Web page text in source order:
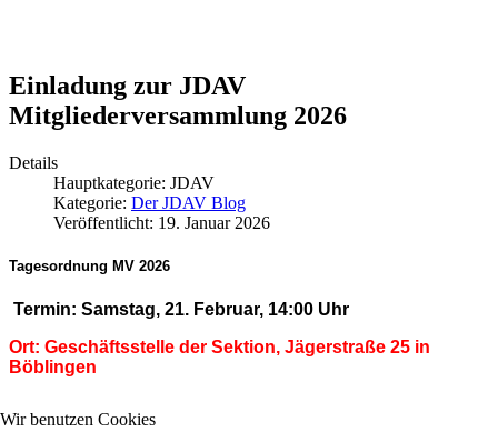
Einladung zur JDAV
Mitgliederversammlung 2026
Details
Hauptkategorie: JDAV
Kategorie: Der JDAV Blog
Veröffentlicht: 19. Januar 2026
Tagesordnung MV 2026
Termin: Samstag, 21. Februar, 14:00 Uhr
Ort: Geschäftsstelle der Sektion, Jägerstraße 25 in
Böblingen
Wir benutzen Cookies